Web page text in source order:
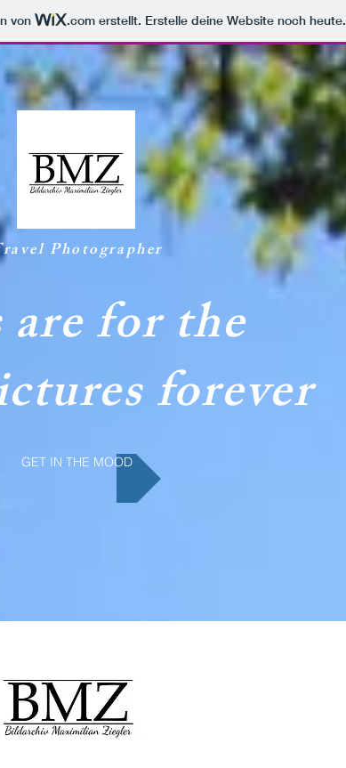
von .com erstellt. Erstelle deine Website noch heute.
Photographer
for the
forever
GET IN THE MOOD